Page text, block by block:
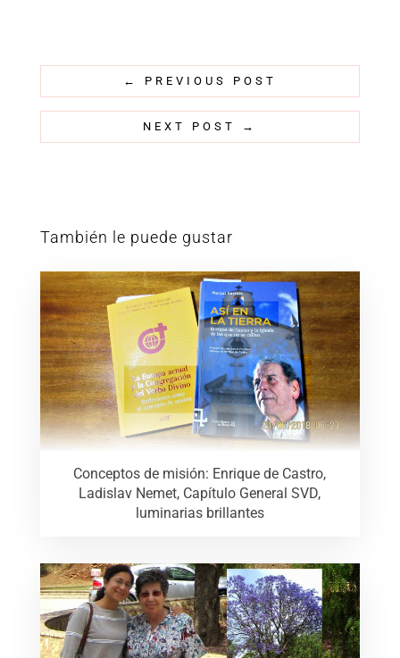
← PREVIOUS POST
NEXT POST →
También le puede gustar
Conceptos de misión: Enrique de Castro,
Ladislav Nemet, Capítulo General SVD,
luminarias brillantes